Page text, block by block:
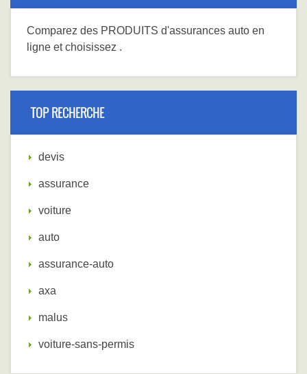
Comparez des PRODUITS d'assurances auto en
ligne et choisissez .
TOP RECHERCHE
devis
assurance
voiture
auto
assurance-auto
axa
malus
voiture-sans-permis